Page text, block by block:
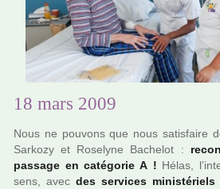
18 mars 2009
Nous ne pou­vons que nous satis­faire
Sarkozy et Roselyne Bachelot :
pas­sage en caté­go­rie A ! Hélas,
sens, avec des ser­vi­ces